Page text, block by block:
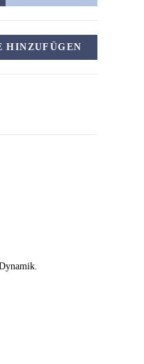
HINZUFÜGEN